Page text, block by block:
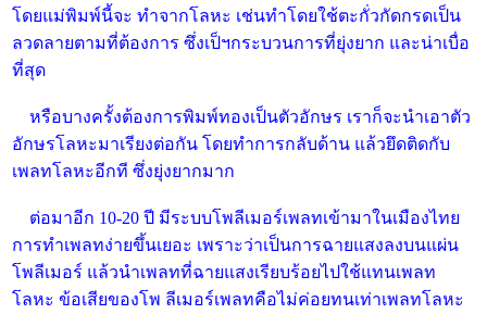
โดยแม่พิมพ์นี้จะ ทำจากโลหะ เช่นทำโดยใช้ตะกั่วกัดกรดเป็น
ลวดลายตามที่ต้องการ ซึ่งเป็ฯกระบวนการที่ยุ่งยาก และน่าเบื่อ
ที่สุด
หรือบางครั้งต้องการพิมพ์ทองเป็นตัวอักษร เราก็จะนำเอาตัว
อักษรโลหะมาเรียงต่อกัน โดยทำการกลับด้าน แล้วยึดติดกับ
เพลทโลหะอีกที ซึ่งยุ่งยากมาก
ต่อมาอีก 10-20 ปี มีระบบโพลีเมอร์เพลทเข้ามาในเมืองไทย
การทำเพลทง่ายขึ้นเยอะ เพราะว่าเป็นการฉายแสงลงบนแผ่น
โพลีเมอร์ แล้วนำเพลทที่ฉายแสงเรียบร้อยไปใช้แทนเพลท
โลหะ ข้อเสียของโพ ลีเมอร์เพลทคือไม่ค่อยทนเท่าเพลทโลหะ